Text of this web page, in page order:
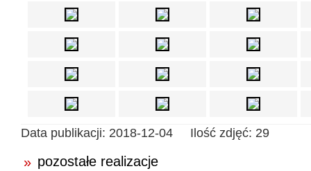
Data publikacji: 2018-12-04 Ilość zdjęć: 29
» pozostałe realizacje